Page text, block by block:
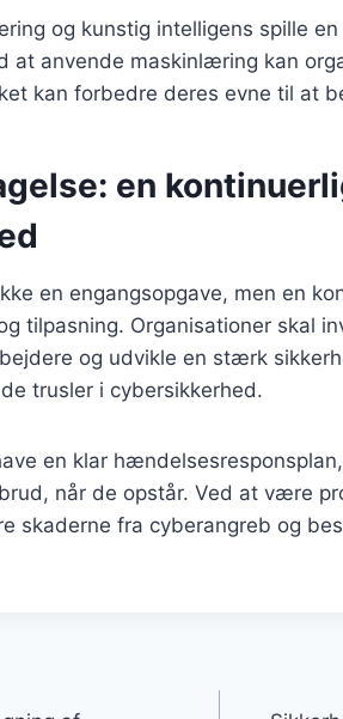
og kunstig intelligens spille
at anvende maskinlæring kan
kan forbedre deres evne til at
en
en engangsopgave, men en
tilpasning. Organisationer skal
og udvikle en stærk
trusler i cybersikkerhed.
en klar
når de opstår. Ved at være
skaderne fra cyberangreb og